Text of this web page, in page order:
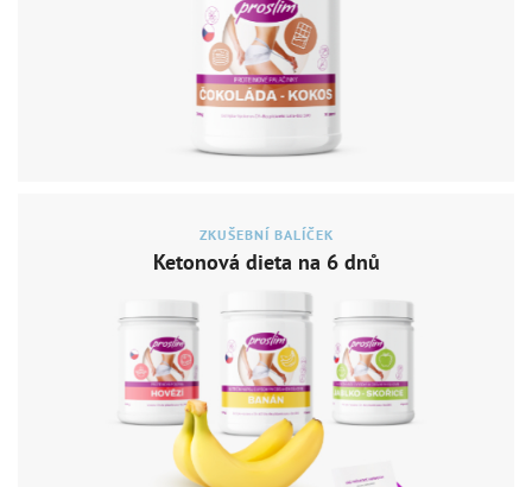
ZKUŠEBNÍ BALÍČEK
Ketonová dieta na 6 dnů